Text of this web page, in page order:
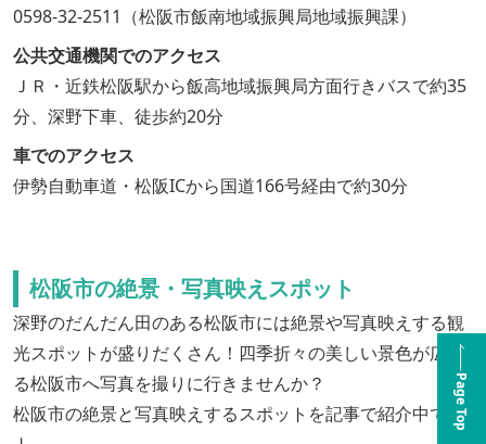
0598-32-2511（松阪市飯南地域振興局地域振興課）
公共交通機関でのアクセス
ＪＲ・近鉄松阪駅から飯高地域振興局方面行きバスで約35
分、深野下車、徒歩約20分
車でのアクセス
伊勢自動車道・松阪ICから国道166号経由で約30分
松阪市の絶景・写真映えスポット
深野のだんだん田のある松阪市には絶景や写真映えする観
光スポットが盛りだくさん！四季折々の美しい景色が広が
る松阪市へ写真を撮りに行きませんか？
松阪市の絶景と写真映えするスポットを記事で紹介中です
Page Top